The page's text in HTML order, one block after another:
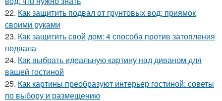
22. Как защитить подвал от грунтовых вод: приямок
своими руками
23. Как защитить свой дом: 4 способа против затопления
подвала
24. Как выбрать идеальную картину над диваном для
вашей гостиной
25. Как картины преобразуют интерьер гостиной: советы
по выбору и размещению